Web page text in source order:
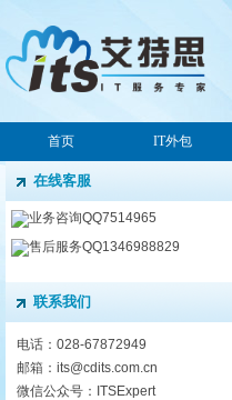
首页 IT外包
在线客服
业务咨询QQ7514965
售后服务QQ1346988829
联系我们
电话：028-67872949
邮箱：its@cdits.com.cn
微信公众号：ITSExpert